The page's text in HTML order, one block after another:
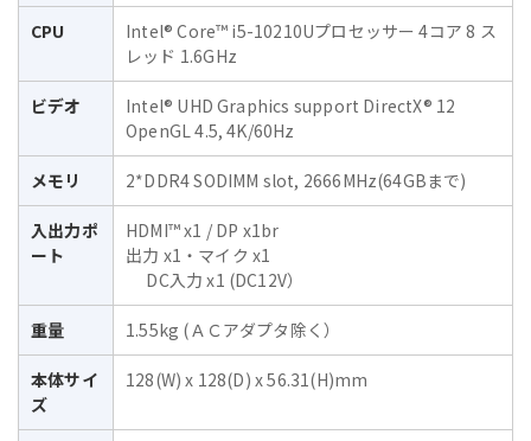
CPU
Intel® Core™ i5-10210Uプロセッサー 4コア 8 ス
レッド 1.6GHz
ビデオ
Intel® UHD Graphics support DirectX® 12
OpenGL 4.5, 4K/60Hz
メモリ 2*DDR4 SODIMM slot, 2666MHz(64GBまで)
入出力ポ
ート
HDMI™ x1 / DP x1br
出力 x1・マイク x1
DC入力 x1 (DC12V）
重量 1.55kg (ＡＣアダプタ除く）
本体サイ
ズ
128(W) x 128(D) x 56.31(H)mm